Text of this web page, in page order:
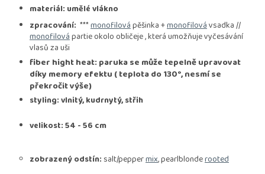
materiál: umělé vlákno
zpracování: ***monofilovápěšinka +monofilovávsadka //
monofilovápartie okolo obličeje , která umožňuje vyčesávání
vlasů za uši
fiber hight heat: paruka se může tepelně upravovat
díky memory efektu ( teplota do 130°, nesmí se
překročit výše)
styling: vlnitý, kudrnytý, střih
velikost: 54 - 56 cm
zobrazený odstín: salt/peppermix, pearlblonderooted